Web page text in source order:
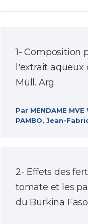
1- Composition
l'extrait
Müll. Arg
Par MENDAME
PAMBO, Jean-
2- Effets des
tomate et les
du Burkina Faso